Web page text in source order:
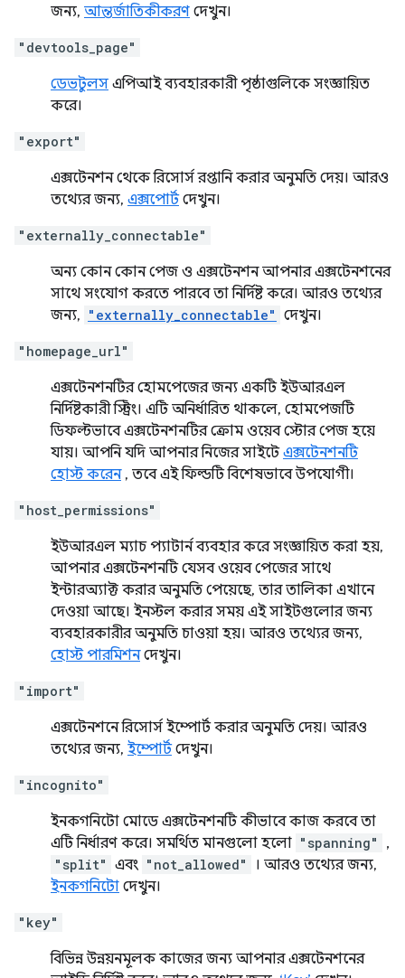
জন্য, আন্তর্জাতিকীকরণ দেখুন।
"devtools_page"
ডেভটুলস এপিআই ব্যবহারকারী পৃষ্ঠাগুলিকে সংজ্ঞায়িত
করে।
"export"
এক্সটেনশন থেকে রিসোর্স রপ্তানি করার অনুমতি দেয়। আরও
তথ্যের জন্য, এক্সপোর্টদেখুন।
"externally_connectable"
অন্য কোন কোন পেজ ও এক্সটেনশন আপনার এক্সটেনশনের
সাথে সংযোগ করতে পারবে তা নির্দিষ্ট করে। আরও তথ্যের
জন্য, "externally_connectable" দেখুন।
"homepage_url"
এক্সটেনশনটির হোমপেজের জন্য একটি ইউআরএল
নির্দিষ্টকারী স্ট্রিং। এটি অনির্ধারিত থাকলে, হোমপেজটি
ডিফল্টভাবে এক্সটেনশনটির ক্রোম ওয়েব স্টোর পেজ হয়ে
যায়। আপনি যদি আপনার নিজের সাইটেএক্সটেনশনটি
হোস্ট করেন, তবে এই ফিল্ডটি বিশেষভাবে উপযোগী।
"host_permissions"
ইউআরএল ম্যাচ প্যাটার্ন ব্যবহার করে সংজ্ঞায়িত করা হয়,
আপনার এক্সটেনশনটি যেসব ওয়েব পেজের সাথে
ইন্টারঅ্যাক্ট করার অনুমতি পেয়েছে, তার তালিকা এখানে
দেওয়া আছে। ইনস্টল করার সময় এই সাইটগুলোর জন্য
ব্যবহারকারীর অনুমতি চাওয়া হয়। আরও তথ্যের জন্য,
হোস্ট পারমিশনদেখুন।
"import"
এক্সটেনশনে রিসোর্স ইম্পোর্ট করার অনুমতি দেয়। আরও
তথ্যের জন্য, ইম্পোর্টদেখুন।
"incognito"
ইনকগনিটো মোডে এক্সটেনশনটি কীভাবে কাজ করবে তা
এটি নির্ধারণ করে। সমর্থিত মানগুলো হলো "spanning" ,
"split" এবং "not_allowed"
। আরও তথ্যের জন্য,
ইনকগনিটো দেখুন।
"key"
বিভিন্ন উন্নয়নমূলক কাজের জন্য আপনার এক্সটেনশনের